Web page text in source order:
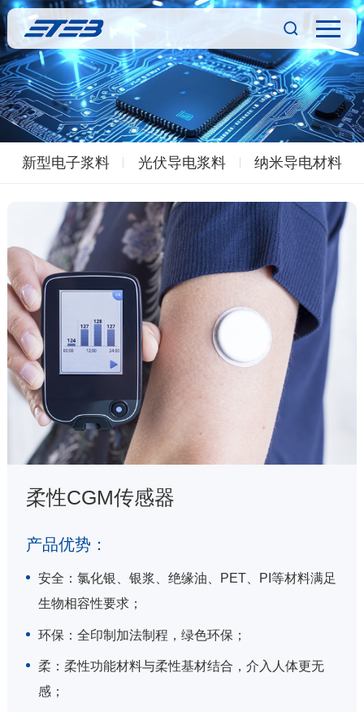
新型电子浆料 光伏导电浆料 纳米导电材料
柔性CGM传感器
产品优势：
安全：氯化银、银浆、绝缘油、PET、PI等材料满足
生物相容性要求；
环保：全印制加法制程，绿色环保；
柔：柔性功能材料与柔性基材结合，介入人体更无
感；